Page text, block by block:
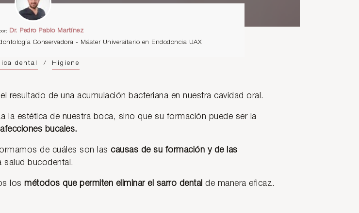
Dr. Pedro Pablo Martínez
Conservadora - Máster Universitario en Endodoncia UAX
dental / Higiene
resultado de una acumulación bacteriana en nuestra cavidad oral.
la estética de nuestra boca, sino que su formación puede ser la
afecciones bucales.
de cuáles son las causas de su formación y de las
salud bucodental.
los métodos que permiten eliminar el sarro dental de manera eficaz.